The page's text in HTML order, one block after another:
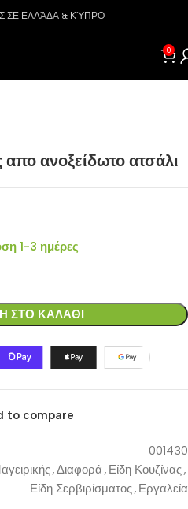
ΣΕ ΕΛΛΆΔΑ & ΚΎΠΡΟ
0
ανοξείδωτο ατσάλι
1-3 ημέρες
ΣΤΟ ΚΑΛΑΘΙ
to compare
001430
,Διαφορά , Είδη Κουζίνας,
Είδη Σερβιρίσματος, Εργαλεία